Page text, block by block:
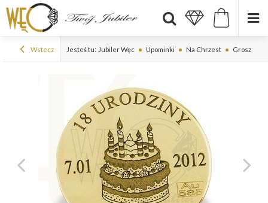
Wstecz Jesteś tu: Jubiler Węc Upominki Na Chrzest Grosz "na